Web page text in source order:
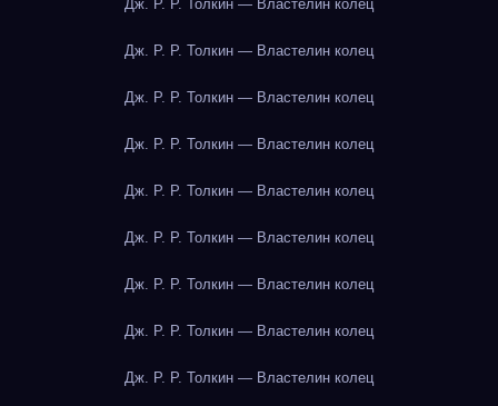
Дж. Р. Р. Толкин — Властелин колец
Дж. Р. Р. Толкин — Властелин колец
Дж. Р. Р. Толкин — Властелин колец
Дж. Р. Р. Толкин — Властелин колец
Дж. Р. Р. Толкин — Властелин колец
Дж. Р. Р. Толкин — Властелин колец
Дж. Р. Р. Толкин — Властелин колец
Дж. Р. Р. Толкин — Властелин колец
Дж. Р. Р. Толкин — Властелин колец